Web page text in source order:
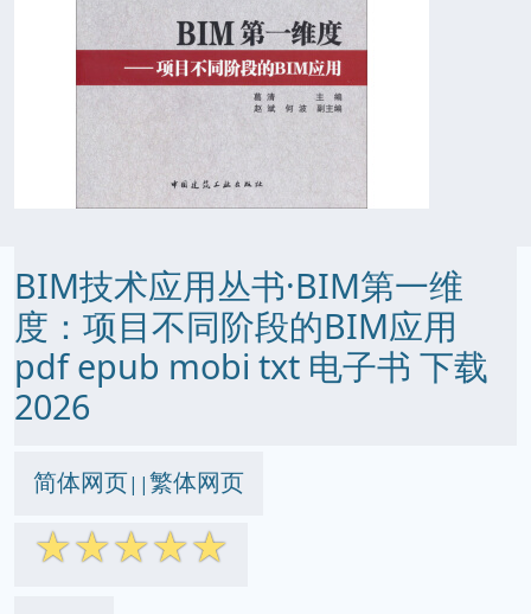
BIM技术应用丛书·BIM第一维
度：项目不同阶段的BIM应用
pdf epub mobi txt 电子书 下载
2026
简体网页||繁体网页
☆☆☆☆☆